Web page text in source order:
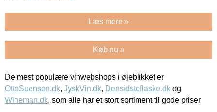
Læs mere »
Køb nu »
De mest populære vinwebshops i øjeblikket er
OttoSuenson.dk, JyskVin.dk, Densidsteflaske.dk og
Wineman.dk, som alle har et stort sortiment til gode priser.